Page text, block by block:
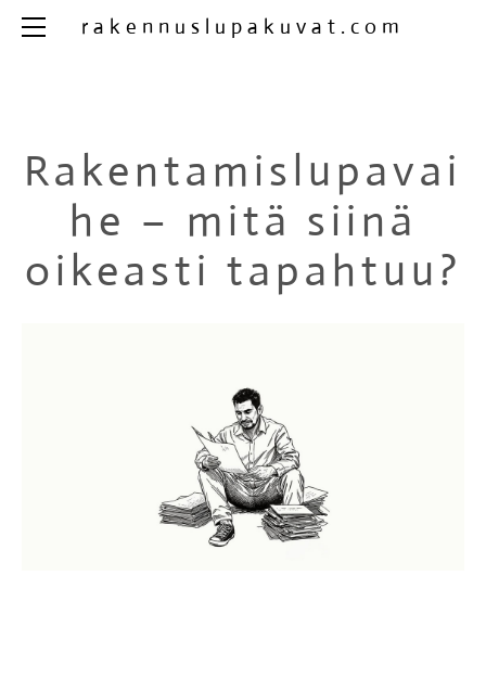
rakennuslupakuvat.com
Rakentamislupavai
he – mitä siinä
oikeasti tapahtuu?
ETUSIVU
MILLOIN AMMATTILAINEN MUKAAN
SUUNNITTELU ALKAA
RAKENTAMISLUPAVAIHE